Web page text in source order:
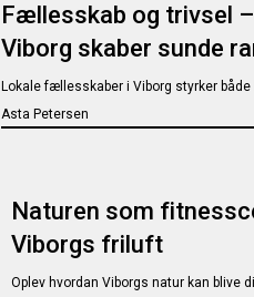
Fællesskab og trivsel
Viborg skaber sunde
Lokale fællesskaber i Viborg styrker
Asta Petersen
Naturen som
Viborgs friluft
Oplev hvordan Viborgs natur kan blive